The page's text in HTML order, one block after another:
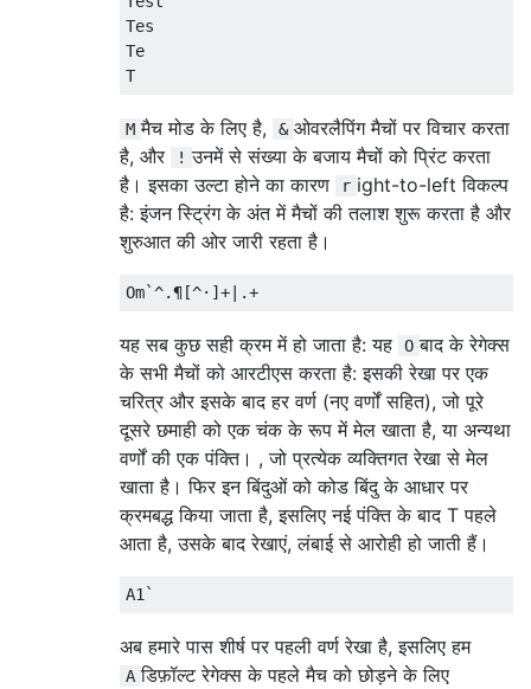
Tes
Te
M मैच मोड के लिए है, & ओवरलैपिंग मैचों पर विचार करता
है, और
! उनमें से संख्या के बजाय मैचों को प्रिंट करता
है। इसका उल्टा होने का कारण
r ight-to-left विकल्प
है: इंजन स्ट्रिंग के अंत में मैचों की तलाश शुरू करता है और
शुरुआत की ओर जारी रहता है।
यह सब कुछ सही क्रम में हो जाता है: यह O बाद के रेगेक्स
के सभी मैचों को आरटीएस करता है: इसकी रेखा पर एक
चरित्र और इसके बाद हर वर्ण (नए वर्णों सहित), जो पूरे
दूसरे छमाही को एक चंक के रूप में मेल खाता है, या अन्यथा
वर्णों की एक पंक्ति। , जो प्रत्येक व्यक्तिगत रेखा से मेल
खाता है। फिर इन बिंदुओं को कोड बिंदु के आधार पर
क्रमबद्ध किया जाता है, इसलिए नई पंक्ति के बाद T पहले
आता है, उसके बाद रेखाएं, लंबाई से आरोही हो जाती हैं।
अब हमारे पास शीर्ष पर पहली वर्ण रेखा है, इसलिए हम
A डिफ़ॉल्ट रेगेक्स के पहले मैच को छोड़ने के लिए